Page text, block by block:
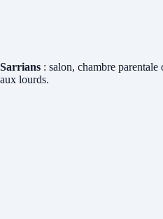
: salon, chambre
lourds.